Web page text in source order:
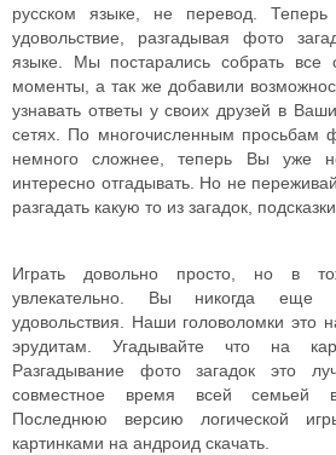
русском языке, не перевод.
удовольствие, разгадывая фото
языке. Мы постарались собрать все
моменты, а так же добавили
узнавать ответы у своих друзей в
сетях. По многочисленным просьбам
немного сложнее, теперь Вы уже
интересно отгадывать. Но не
разгадать какую то из загадок,
Играть довольно просто, но в
увлекательно. Вы никогда еще
удовольствия. Наши головоломки это
эрудитам. Угадывайте что на
Разгадывание фото загадок это
совместное время всей семьей
Последнюю версию логической
картинками на андроид скачать.